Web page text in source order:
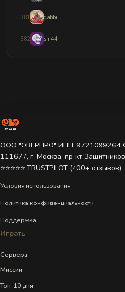
3819 gabbi.
3820 sin44
ООО "ОВЕРПРО" ИНН: 9721099264
111677, г. Москва, пр-кт
⭐⭐⭐⭐⭐ TRUSTPILOT (400+ отзывов)
Условия использования
Политика конфиденциальности
Поддержка
Играть
Сервера
Миссии
Топ-10 дня